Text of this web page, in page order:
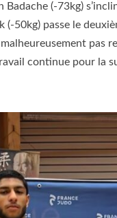
Badache (-73kg)
(-50kg) passe le
pas
continue pour la